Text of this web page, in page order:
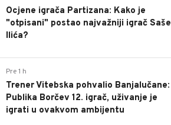
Ocjene igrača Partizana: Kako je
"otpisani" postao najvažniji igrač Saše
Ilića?
Pre 1 h
Trener Vitebska pohvalio Banjalučane:
Publika Borčev 12. igrač, uživanje je
igrati u ovakvom ambijentu